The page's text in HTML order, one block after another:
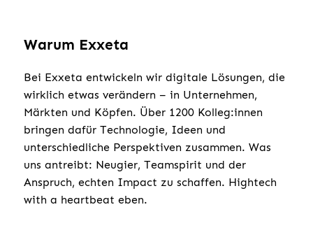
Warum Exxeta
Bei Exxeta entwickeln wir digitale Lösungen, die
wirklich etwas verändern – in Unternehmen,
Märkten und Köpfen. Über 1200 Kolleg:innen
bringen dafür Technologie, Ideen und
unterschiedliche Perspektiven zusammen. Was
uns antreibt: Neugier, Teamspirit und der
Anspruch, echten Impact zu schaffen. Hightech
with a heartbeat eben.